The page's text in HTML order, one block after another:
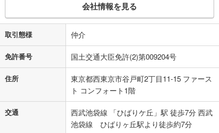
会社情報を見る
取引態様 仲介
免許番号 国土交通大臣免許(2)第009204号
住所
東京都西東京市谷戸町2丁目11-15 ファース
ト コンフォート1階
交通
西武池袋線 「ひばりケ丘」駅 徒歩7分 西武
池袋線 ひばりヶ丘駅より徒歩約7分